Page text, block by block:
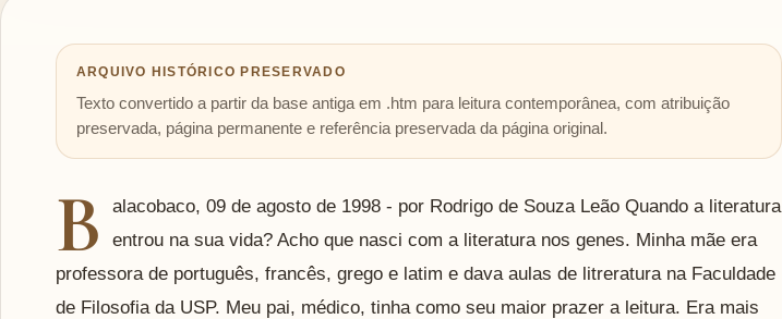
ARQUIVO HISTÓRICO PRESERVADO
Texto convertido a partir da base antiga em .htm para leitura contemporânea, com atribuição
preservada, página permanente e referência preservada da página original.
B
alacobaco, 09 de agosto de 1998 - por Rodrigo de Souza Leão Quando a literatura
entrou na sua vida? Acho que nasci com a literatura nos genes. Minha mãe era
professora de português, francês, grego e latim e dava aulas de litreratura na Faculdade
de Filosofia da USP. Meu pai, médico, tinha como seu maior prazer a leitura. Era mais